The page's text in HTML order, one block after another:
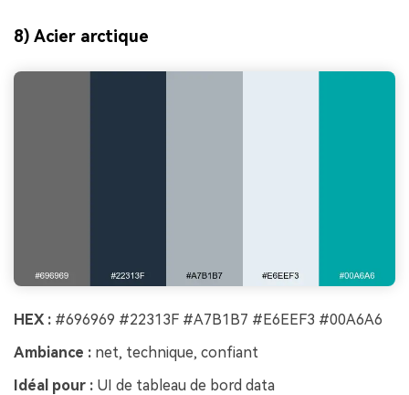
8) Acier arctique
HEX : #696969 #22313F #A7B1B7 #E6EEF3 #00A6A6
Ambiance : net, technique, confiant
Idéal pour : UI de tableau de bord data